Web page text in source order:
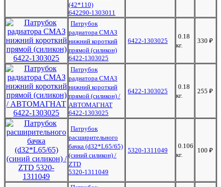
(42*110)
642290-1303011
Патрубок
радиатора СМАЗ
нижний короткий
прямой (силикон)
6422-1303025
6422-1303025
0.18
кг.
330 ₽
Патрубок
радиатора СМАЗ
нижний короткий
прямой (силикон) /
АВТОМАГНАТ
6422-1303025
6422-1303025
0.18
кг.
255 ₽
Патрубок
расширительного
бачка (d32*L65/65)
(синий силикон) /
ZTD
5320-1311049
5320-1311049
0.106
кг.
100 ₽